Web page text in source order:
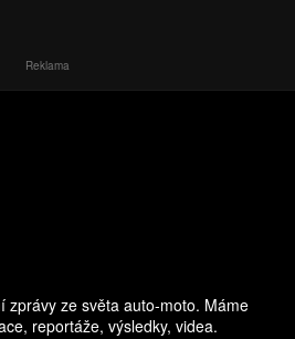
Reklama
zprávy ze světa auto-moto. Máme
reportáže, výsledky, videa.